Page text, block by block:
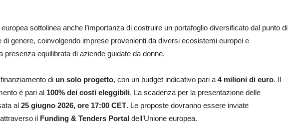
sottolinea anche l’importanza di costruire un portafoglio diversificato dal punto di
di genere, coinvolgendo imprese provenienti da diversi ecosistemi europei e
presenza equilibrata di aziende guidate da donne.
di un solo progetto, con un budget indicativo pari a 4 milioni di euro. Il
è pari al 100% dei costi eleggibili. La scadenza per la presentazione delle
al 25 giugno 2026, ore 17:00 CET. Le proposte dovranno essere inviate
il Funding & Tenders Portal dell’Unione europea.